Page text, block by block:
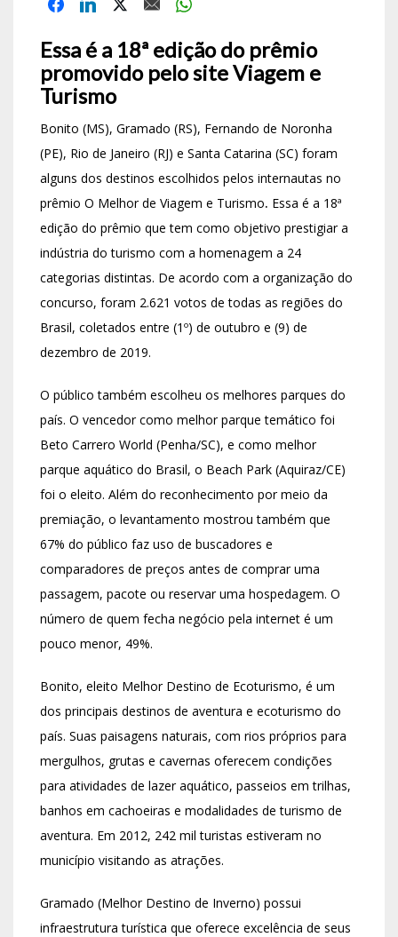
Essa é a 18ª edição do prêmio
promovido pelo site Viagem e
Turismo
Bonito (MS), Gramado (RS), Fernando de Noronha
(PE), Rio de Janeiro (RJ) e Santa Catarina (SC) foram
alguns dos destinos escolhidos pelos internautas no
prêmio O Melhor de Viagem e Turismo. Essa é a 18ª
edição do prêmio que tem como objetivo prestigiar a
indústria do turismo com a homenagem a 24
categorias distintas. De acordo com a organização do
concurso, foram 2.621 votos de todas as regiões do
Brasil, coletados entre (1º) de outubro e (9) de
dezembro de 2019.
O público também escolheu os melhores parques do
país. O vencedor como melhor parque temático foi
Beto Carrero World (Penha/SC), e como melhor
parque aquático do Brasil, o Beach Park (Aquiraz/CE)
foi o eleito. Além do reconhecimento por meio da
premiação, o levantamento mostrou também que
67% do público faz uso de buscadores e
comparadores de preços antes de comprar uma
passagem, pacote ou reservar uma hospedagem. O
número de quem fecha negócio pela internet é um
pouco menor, 49%.
Bonito, eleito Melhor Destino de Ecoturismo, é um
dos principais destinos de aventura e ecoturismo do
país. Suas paisagens naturais, com rios próprios para
mergulhos, grutas e cavernas oferecem condições
para atividades de lazer aquático, passeios em trilhas,
banhos em cachoeiras e modalidades de turismo de
aventura. Em 2012, 242 mil turistas estiveram no
município visitando as atrações.
Gramado (Melhor Destino de Inverno) possui
infraestrutura turística que oferece excelência de seus